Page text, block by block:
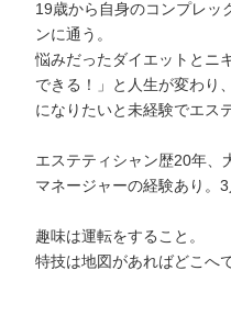
19歳から自身のコンプレッ
ンに通う。
悩みだったダイエットとニ
できる！」と人生が変わり
になりたいと未経験でエス
エステティシャン歴20年、
マネージャーの経験あり。3
趣味は運転をすること。
特技は地図があればどこへ